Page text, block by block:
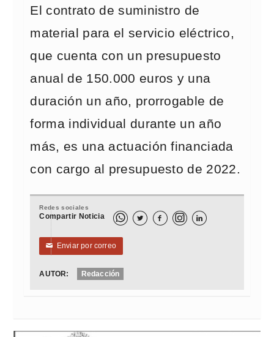
El contrato de suministro de
material para el servicio eléctrico,
que cuenta con un presupuesto
anual de 150.000 euros y una
duración un año, prorrogable de
forma individual durante un año
más, es una actuación financiada
con cargo al presupuesto de 2022.
Redes sociales
Compartir Noticia   
✉ Enviar por correo
AUTOR: Redacción